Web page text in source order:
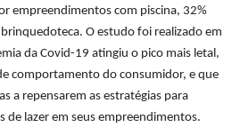
empreendimentos com piscina, 32%
O estudo foi realizado em
da Covid-19 atingiu o pico mais letal,
comportamento do consumidor, e que
a repensarem as estratégias para
de lazer em seus empreendimentos.